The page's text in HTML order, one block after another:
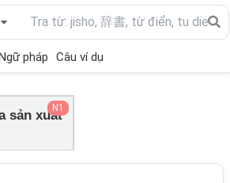
pháp Câu ví dụ
sản xuất
N1